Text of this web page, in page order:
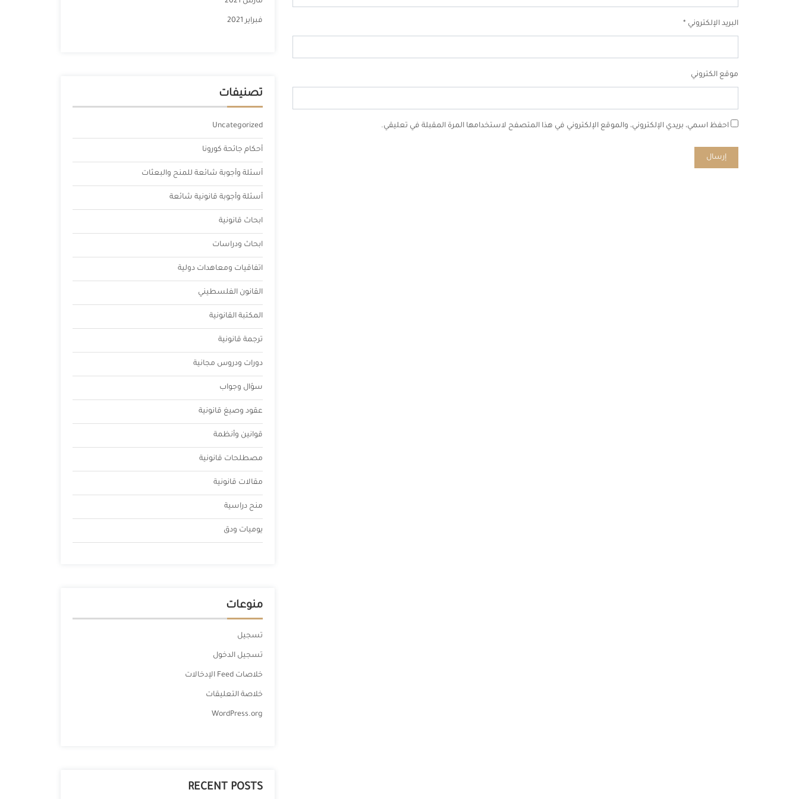
البريد الإلكتروني *
موقع الكتروني
احفظ اسمي، بريدي الإلكتروني، والموقع الإلكتروني في هذا المتصفح لاستخدامها المرة المقبلة في تعليقي.
فبراير 2021
تصنيفات
Uncategorized
أحكام جائحة كورونا
أسئلة وأجوبة شائعة للمنح والبعثات
أسئلة وأجوبة قانونية شائعة
ابحاث قانونية
ابحاث ودراسات
اتفاقيات ومعاهدات دولية
القانون الفلسطيني
المكتبة القانونية
ترجمة قانونية
دورات ودروس مجانية
سؤال وجواب
عقود وصيغ قانونية
قوانين وأنظمة
مصطلحات قانونية
مقالات قانونية
منح دراسية
يوميات ودق
منوعات
تسجيل
تسجيل الدخول
خلاصات Feed الإدخالات
خلاصة التعليقات
WordPress.org
RECENT POSTS